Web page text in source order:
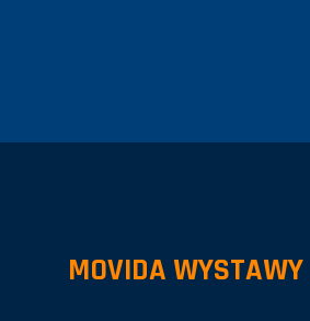
MOVIDA WYSTAWY